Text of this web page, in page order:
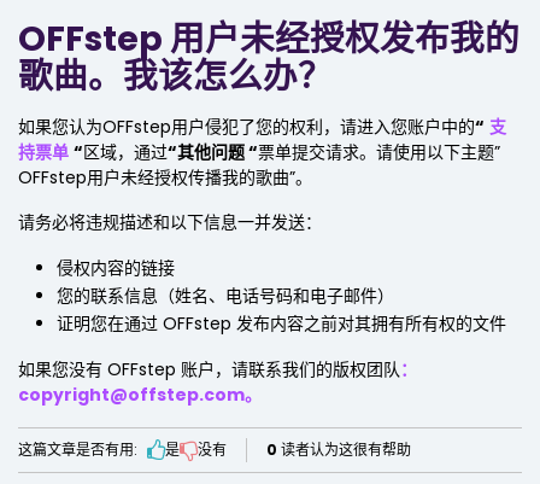
OFFstep 用户未经授权发布我的
歌曲。我该怎么办？
如果您认为OFFstep用户侵犯了您的权利，请进入您账户中的“ 支
持票单 “区域，通过“其他问题 “票单提交请求。请使用以下主题”
OFFstep用户未经授权传播我的歌曲”。
请务必将违规描述和以下信息一并发送：
侵权内容的链接
您的联系信息（姓名、电话号码和电子邮件）
证明您在通过 OFFstep 发布内容之前对其拥有所有权的文件
如果您没有 OFFstep 账户，请联系我们的版权团队：
copyright@offstep.com。
这篇文章是否有用: 是 没有 0 读者认为这很有帮助